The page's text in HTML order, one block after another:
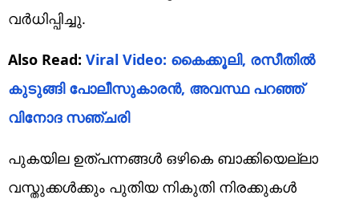
വർധിപ്പിച്ചു.
Also Read: Viral Video: കൈക്കൂലി, രസീതിൽ
കുടുങ്ങി പോലീസുകാരൻ, അവസ്ഥ പറഞ്ഞ്
വിനോദ സഞ്ചരി
പുകയില ഉത്പന്നങ്ങൾ ഒഴികെ ബാക്കിയെല്ലാ
വസ്തുക്കൾക്കും പുതിയ നികുതി നിരക്കുകൾ